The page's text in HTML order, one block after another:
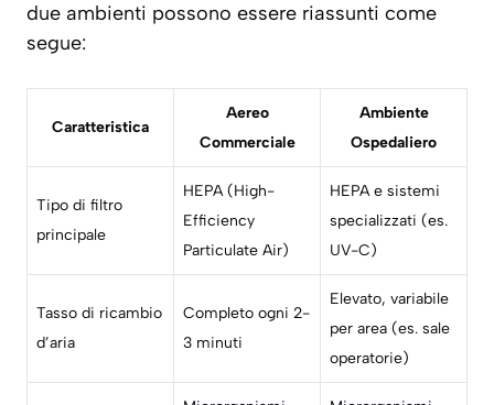
due ambienti possono essere riassunti come
segue:
Caratteristica
Aereo
Commerciale
Ambiente
Ospedaliero
Tipo di filtro
principale
HEPA (High-
Efficiency
Particulate Air)
HEPA e sistemi
specializzati (es.
UV-C)
Tasso di ricambio
d’aria
Completo ogni 2-
3 minuti
Elevato, variabile
per area (es. sale
operatorie)